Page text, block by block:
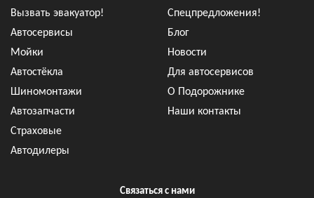
Вызвать эвакуатор!
Автосервисы
Мойки
Автостёкла
Шиномонтажи
Автозапчасти
Страховые
Автодилеры
Спецпредложения!
Блог
Новости
Для автосервисов
О Подорожнике
Наши контакты
Связаться с нами